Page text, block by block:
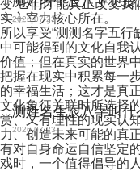
变”它们才能真正改变
实主宰力核心所在。
所以享受“测测名字五
中可能得到的文化自我
价值；但在真实的世界
把握在现实中积累每一
的幸福生活；这才是真
文化象征关联时所选择
赏、又有理性的现实认
力、创造未来可能的真
有对自身命运自信坚定
戏时，一个值得倡导的
2026-07-23
测姓名生辰八字叫什
2026-07-23